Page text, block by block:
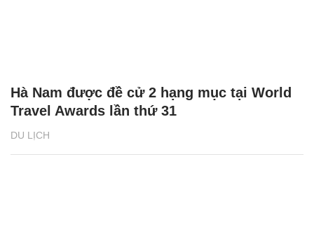
DU LỊCH
Hà Nam được đề cử 2 hạng mục tại World
Travel Awards lần thứ 31